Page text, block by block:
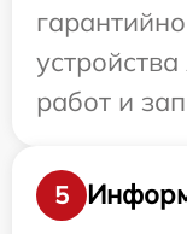
работ и
5